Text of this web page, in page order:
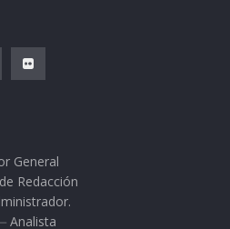
General
Redacción
Analista